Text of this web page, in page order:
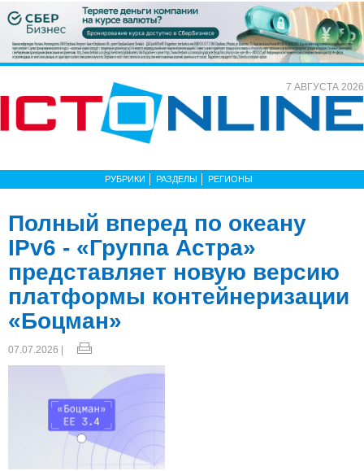
7 АВГУСТА 2026
РУБРИКИ РАЗДЕЛЫ РЕГИОНЫ
Полный вперед по океану
IPv6 - «Группа Астра»
представляет новую версию
платформы контейнеризации
«Боцман»
07.07.2026 |